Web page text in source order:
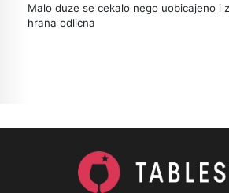
Malo duze se cekalo nego uobicajeno i
hrana odlicna